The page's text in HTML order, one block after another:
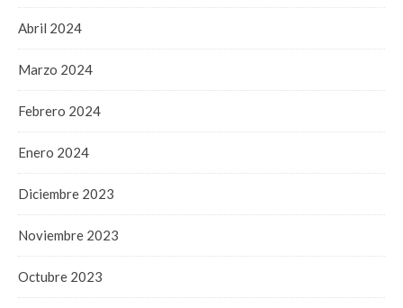
Abril 2024
Marzo 2024
Febrero 2024
Enero 2024
Diciembre 2023
Noviembre 2023
Octubre 2023